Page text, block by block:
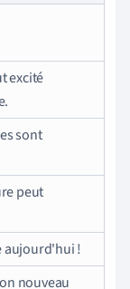
excité
sont
peut
aujourd'hui !
nouveau